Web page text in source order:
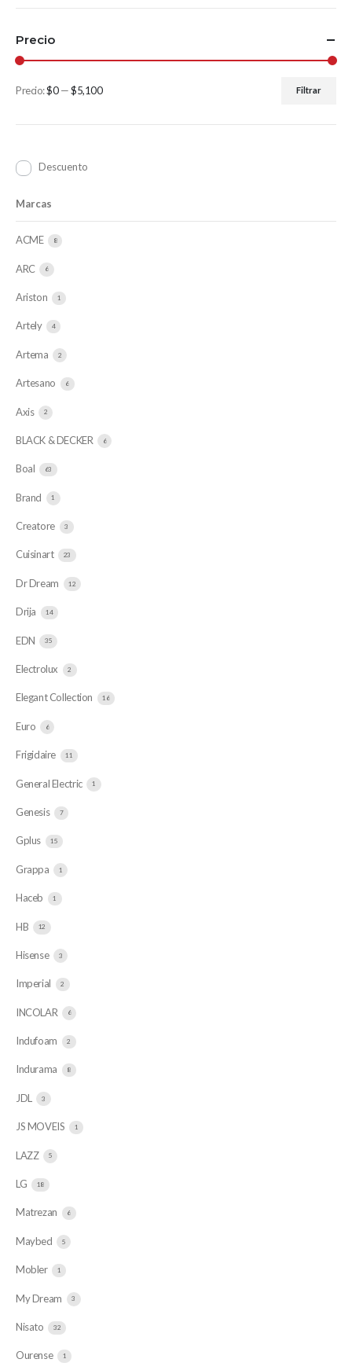
Precio
Filtrar
Precio:$0—$5,100
Descuento
Marcas
ACME 8
ARC 6
Ariston 1
Artely 4
Artema 2
Artesano 6
Axis 2
BLACK & DECKER 6
Boal 63
Brand 1
Creatore 3
Cuisinart 23
Dr Dream 12
Drija 14
EDN 35
Electrolux 2
Elegant Collection 16
Euro 6
Frigidaire 11
General Electric 1
Genesis 7
Gplus 15
Grappa 1
Haceb 1
HB 12
Hisense 3
Imperial 2
INCOLAR 6
Indufoam 2
Indurama 8
JDL 3
JS MOVEIS 1
LAZZ 5
LG 18
Matrezan 6
Maybed 5
Mobler 1
My Dream 3
Nisato 32
Ourense 1